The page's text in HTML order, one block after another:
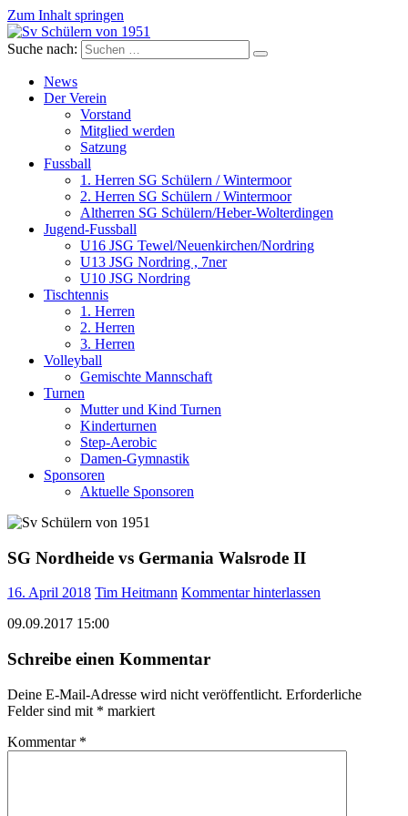
Zum Inhalt springen
Sv Schülern von 1951
Dorffussball in Schneverdingen
Suche nach:
News
Der Verein
Vorstand
Mitglied werden
Satzung
Fussball
1. Herren SG Schülern / Wintermoor
2. Herren SG Schülern / Wintermoor
Altherren SG Schülern/Heber-Wolterdingen
Jugend-Fussball
U16 JSG Tewel/Neuenkirchen/Nordring
U13 JSG Nordring , 7ner
U10 JSG Nordring
Tischtennis
1. Herren
2. Herren
3. Herren
Volleyball
Gemischte Mannschaft
Turnen
Mutter und Kind Turnen
Kinderturnen
Step-Aerobic
Damen-Gymnastik
Sponsoren
Aktuelle Sponsoren
SG Nordheide vs Germania Walsrode II
16. April 2018 Tim Heitmann Kommentar hinterlassen
09.09.2017 15:00
Schreibe einen Kommentar
Deine E-Mail-Adresse wird nicht veröffentlicht. Erforderliche
Felder sind mit * markiert
Kommentar *